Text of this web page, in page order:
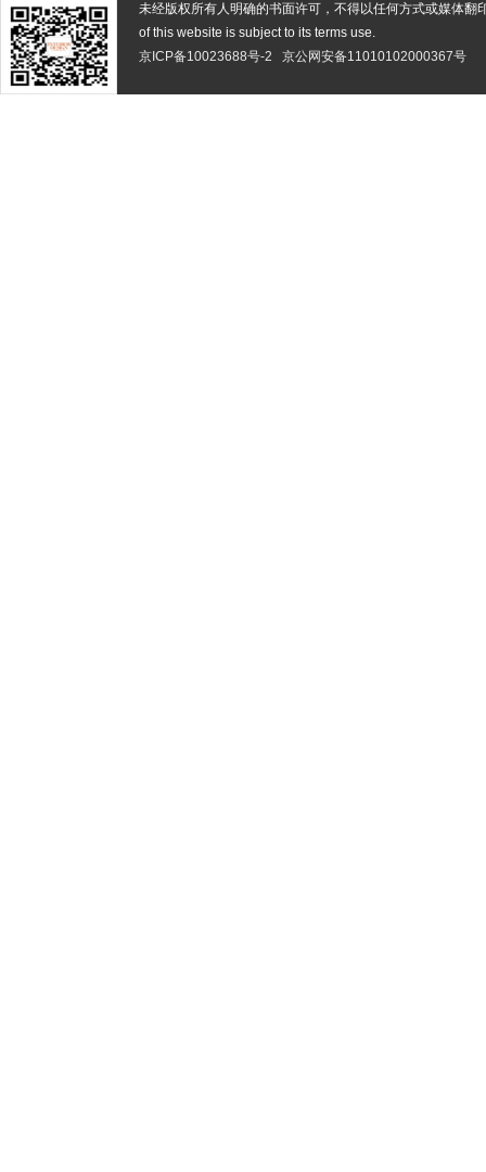
未经版权所有人明确的书面许可，不得以任何方式或媒体翻
of this website is subject to its terms use.
京ICP备10023688号-2
京公网安备11010102000367号